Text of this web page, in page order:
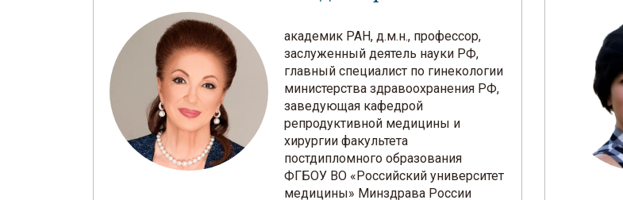
академик РАН, д.м.н., профессор,
заслуженный деятель науки РФ,
главный специалист по гинекологии
министерства здравоохранения РФ,
заведующая кафедрой
репродуктивной медицины и
хирургии факультета
постдипломного образования
ФГБОУ ВО «Российский университет
медицины» Минздрава России